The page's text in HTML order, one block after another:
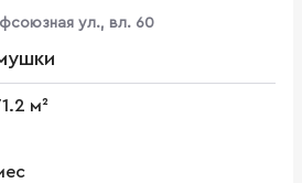
ул., вл. 60
м²